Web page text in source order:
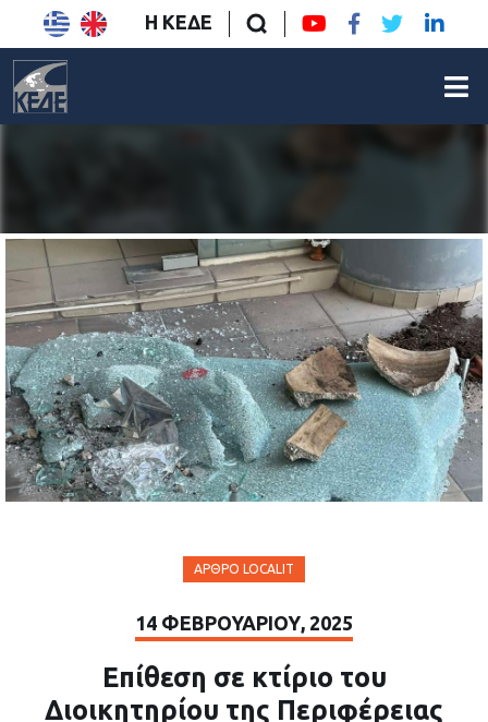
Η ΚΕΔΕ
ΆΡΘΡΟ LOCALIT
14 ΦΕΒΡΟΥΑΡΊΟΥ, 2025
Επίθεση σε κτίριο του
Διοικητηρίου της Περιφέρειας